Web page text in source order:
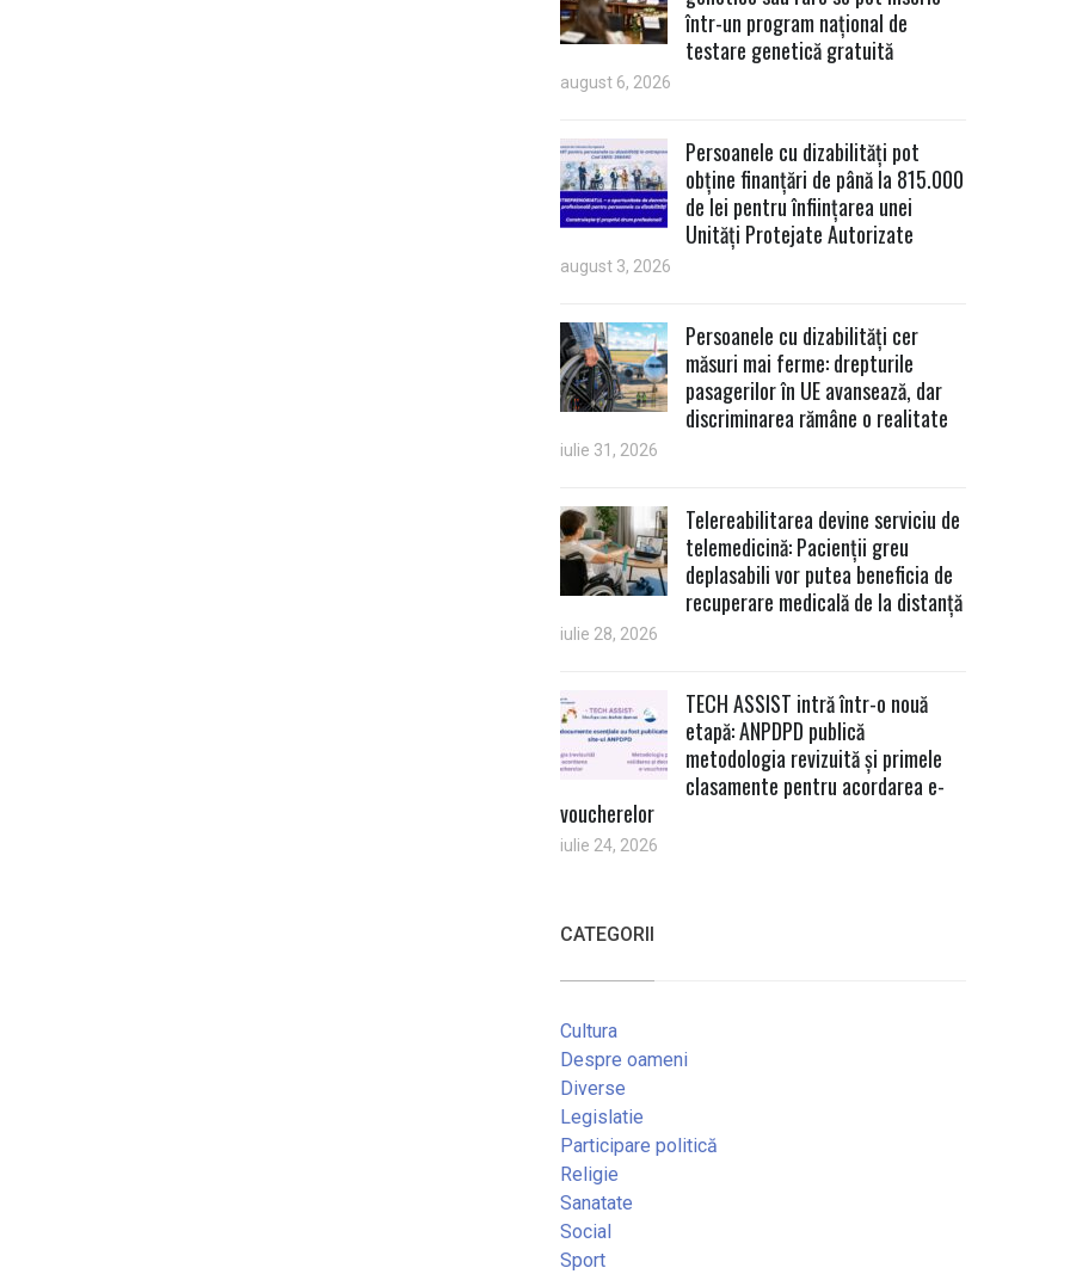
într-un program național de
testare genetică gratuită
august 6, 2026
Persoanele cu dizabilități pot
obține finanțări de până la 815.000
de lei pentru înființarea unei
Unități Protejate Autorizate
august 3, 2026
Persoanele cu dizabilități cer
măsuri mai ferme: drepturile
pasagerilor în UE avansează, dar
discriminarea rămâne o realitate
iulie 31, 2026
Telereabilitarea devine serviciu de
telemedicină: Pacienții greu
deplasabili vor putea beneficia de
recuperare medicală de la distanță
iulie 28, 2026
TECH ASSIST intră într-o nouă
etapă: ANPDPD publică
metodologia revizuită și primele
clasamente pentru acordarea e-
voucherelor
iulie 24, 2026
CATEGORII
Cultura
Despre oameni
Diverse
Legislatie
Participare politică
Religie
Sanatate
Social
Sport